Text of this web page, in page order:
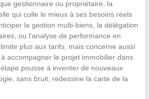
gestionnaire ou propriétaire, la
qui colle le mieux à ses besoins réels
la gestion multi-biens, la délégation
ou l’analyse de performance en
plus aux tarifs, mais concerne aussi
accompagner le projet immobilier dans
pousse à inventer de nouveaux
sans bruit, redessine la carte de la